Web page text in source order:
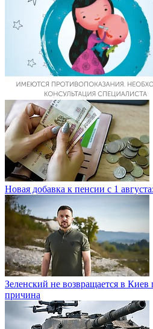
Новая добавка к пенсии с 1
Зеленский не возвращается в Киев
причина